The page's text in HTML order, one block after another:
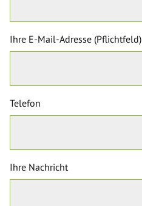
Ihre E-Mail-Adresse (Pflichtfeld)
Telefon
Ihre Nachricht